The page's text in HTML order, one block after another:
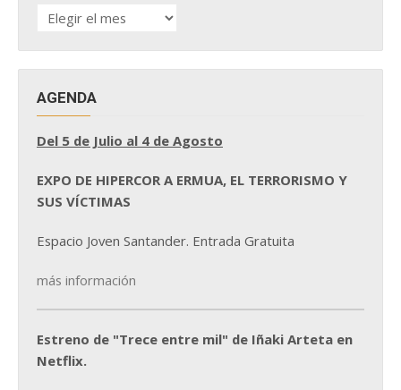
HISTÓRICO
DE
AGENDA
Del 5 de Julio al 4 de Agosto
EXPO DE HIPERCOR A ERMUA, EL TERRORISMO Y
SUS VÍCTIMAS
Espacio Joven Santander. Entrada Gratuita
más información
Estreno de "Trece entre mil" de Iñaki Arteta en
Netflix.